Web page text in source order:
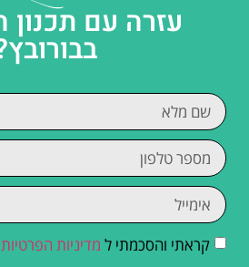
עזרה עם
קראתי והסכמתי ל מדיניות הפרטיות